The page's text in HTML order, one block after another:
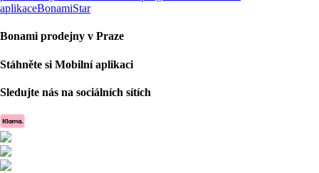
aplikaceBonamiStar
Bonami prodejny v Praze
Stáhněte si Mobilní aplikaci
Sledujte nás na sociálních sítích